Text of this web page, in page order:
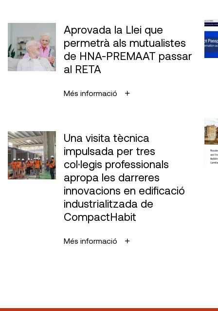
Aprovada la Llei que
permetrà als mutualistes
de HNA-PREMAAT passar
al RETA
Més informació
Una visita tècnica
impulsada per tres
col·legis professionals
apropa les darreres
innovacions en edificació
industrialitzada de
CompactHabit
Més informació